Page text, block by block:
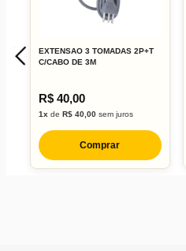
EXTENSAO 3 TOMADAS 2P+T
C/CABO DE 3M
R$ 40,00
1x de R$ 40,00sem juros
Comprar